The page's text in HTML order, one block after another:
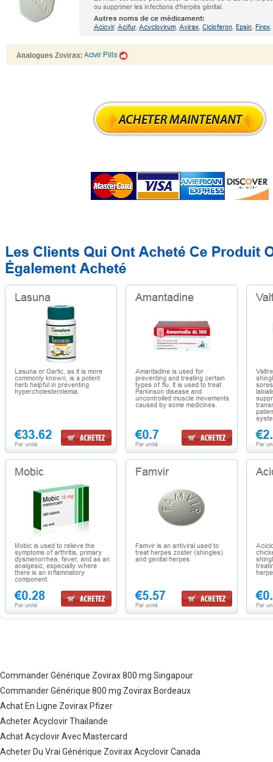
Commander Générique Zovirax 800 mg Singapour
Commander Générique 800 mg Zovirax Bordeaux
Achat En Ligne Zovirax Pfizer
Acheter Acyclovir Thailande
Achat Acyclovir Avec Mastercard
Acheter Du Vrai Générique Zovirax Acyclovir Canada